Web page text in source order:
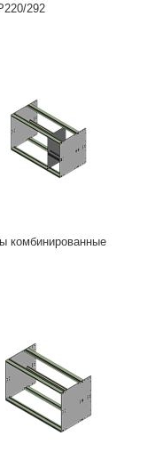
292
комбинированные